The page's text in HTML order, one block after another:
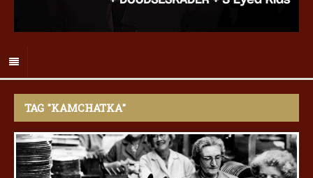
TAG "KAMCHATKA"